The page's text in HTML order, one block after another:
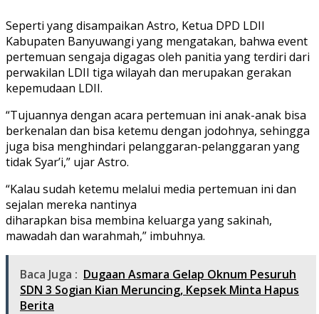
Seperti yang disampaikan Astro, Ketua DPD LDII
Kabupaten Banyuwangi yang mengatakan, bahwa event
pertemuan sengaja digagas oleh panitia yang terdiri dari
perwakilan LDII tiga wilayah dan merupakan gerakan
kepemudaan LDII.
“Tujuannya dengan acara pertemuan ini anak-anak bisa
berkenalan dan bisa ketemu dengan jodohnya, sehingga
juga bisa menghindari pelanggaran-pelanggaran yang
tidak Syar’i,” ujar Astro.
“Kalau sudah ketemu melalui media pertemuan ini dan
sejalan mereka nantinya
diharapkan bisa membina keluarga yang sakinah,
mawadah dan warahmah,” imbuhnya.
Baca Juga : Dugaan Asmara Gelap Oknum Pesuruh
SDN 3 Sogian Kian Meruncing, Kepsek Minta Hapus
Berita